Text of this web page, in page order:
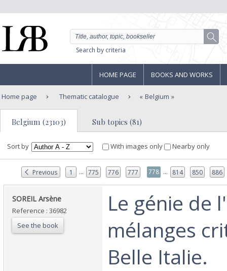
Search by criteria
HOME PAGE BOOKS AND WORKS
Home page Thematic catalogue Belgium
Belgium (23103) Sub topics (81)
Sort by With images only Nearby only
Previous 1 ... 775 776 777 778 ... 814 850 886
‎SOREIL Arsène‎
Reference : 36982
See the book
‎Le génie de
mélanges
Belle Italie.‎